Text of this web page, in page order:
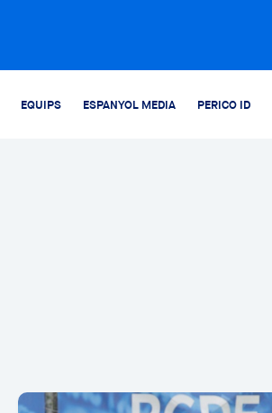
EQUIPS ESPANYOL MEDIA PERICO ID